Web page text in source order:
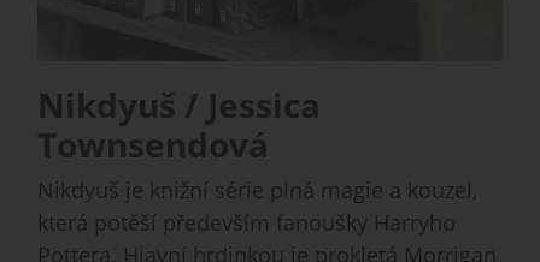
Nikdyuš / Jessica
Townsendová
Nikdyuš je knižní série plná magie a kouzel,
která potěší především fanoušky Harryho
Pottera. Hlavní hrdinkou je prokletá Morrigan